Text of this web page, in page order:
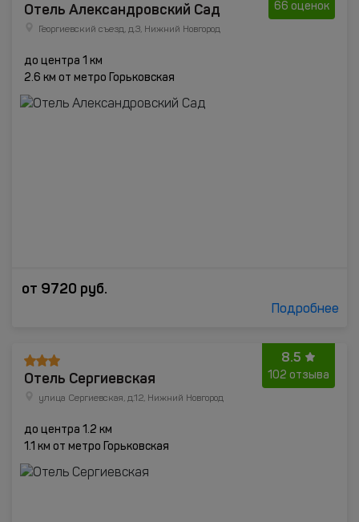
66 оценок
Отель Александровский Сад
Георгиевский съезд, д.3, Нижний Новгород
до центра 1 км
2.6 км от метро Горьковская
от 9720 руб.
Подробнее
8.5
102 отзыва
Отель Сергиевская
улица Сергиевская, д.12, Нижний Новгород
до центра 1.2 км
1.1 км от метро Горьковская